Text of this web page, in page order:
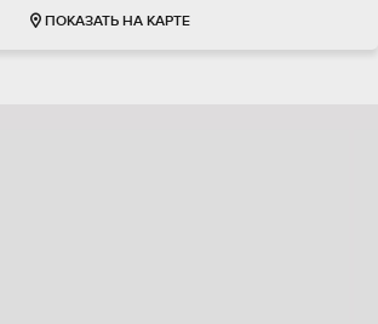
ПОКАЗАТЬ НА КАРТЕ